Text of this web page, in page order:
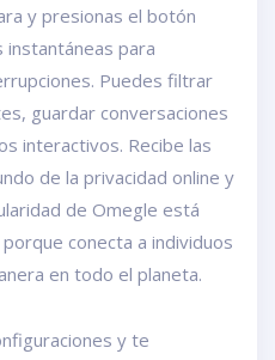
y presionas el botón
instantáneas para
Puedes filtrar
guardar conversaciones
interactivos. Recibe las
de la privacidad online y
de Omegle está
conecta a individuos
en todo el planeta.
y te